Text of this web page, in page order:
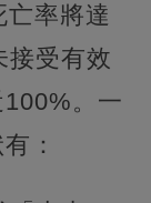
率將達
接受有效
。一
：